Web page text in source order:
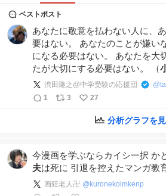
ベストポスト
あなたに敬意を払わない人に、
要はない。 あなたのことが嫌い
になる必要はない。 あなたを大
たが大切にする必要はない。 （
渋田隆之@中学受験の応援団 @
1
3 27
分析グラフを
今漫画を学ぶならカイシ一択 か
夫は死に 引退を控えたマンガ教
画狂老人卍 @ kuronekoimkenp